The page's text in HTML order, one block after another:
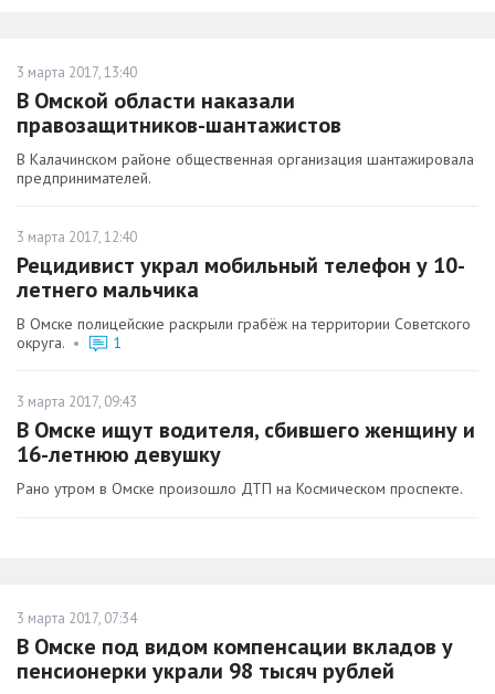
3 марта 2017, 13:40
В Омской области наказали
правозащитников-шантажистов
В Калачинском районе общественная организация шантажировала
предпринимателей.
3 марта 2017, 12:40
Рецидивист украл мобильный телефон у 10-
летнего мальчика
В Омске полицейские раскрыли грабёж на территории Советского
округа. • 1
3 марта 2017, 09:43
В Омске ищут водителя, сбившего женщину и
16-летнюю девушку
Рано утром в Омске произошло ДТП на Космическом проспекте.
3 марта 2017, 07:34
В Омске под видом компенсации вкладов у
пенсионерки украли 98 тысяч рублей